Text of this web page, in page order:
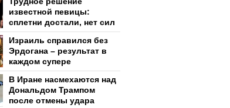
известной певицы:
сплетни достали, нет сил
Израиль справился без
Эрдогана – результат в
каждом супере
В Иране насмехаются над
Дональдом Трампом
после отмены удара